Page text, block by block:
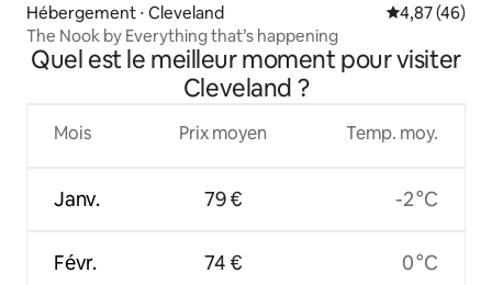
Hébergement ⋅ Cleveland Évaluation
4,87 (46)
The Nook by Everything that’s happening
Quel est le meilleur moment pour visiter
Cleveland ?
Mois
Janv.
Févr.
Prix moyen
79 €
74 €
Temp. moy.
-2 °C
0 °C